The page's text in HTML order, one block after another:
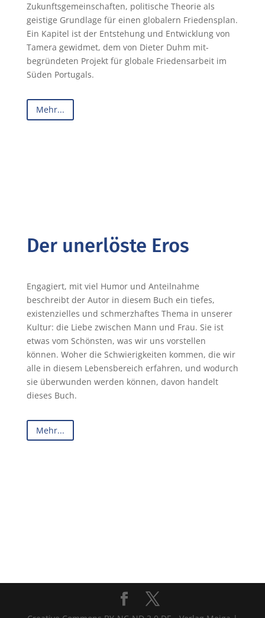
Zukunftsgemeinschaften, politische Theorie als
geistige Grundlage für einen globalern Friedensplan.
Ein Kapitel ist der Entstehung und Entwicklung von
Tamera gewidmet, dem von Dieter Duhm mit-
begründeten Projekt für globale Friedensarbeit im
Süden Portugals.
Mehr...
Der unerlöste Eros
Engagiert, mit viel Humor und Anteilnahme
beschreibt der Autor in diesem Buch ein tiefes,
existenzielles und schmerzhaftes Thema in unserer
Kultur: die Liebe zwischen Mann und Frau. Sie ist
etwas vom Schönsten, was wir uns vorstellen
können. Woher die Schwierigkeiten kommen, die wir
alle in diesem Lebensbereich erfahren, und wodurch
sie überwunden werden können, davon handelt
dieses Buch.
Mehr...